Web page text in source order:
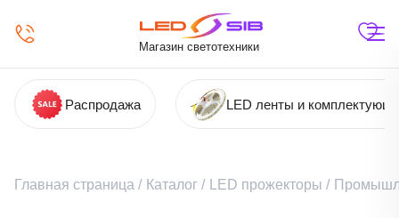
Магазин светотехники
Распродажа LED ленты и
Главная страница / Каталог / LED прожекторы /